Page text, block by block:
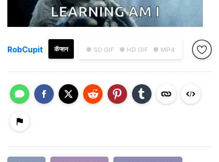
● SD GIF ● HD GIF ● MP4
कॅप्शन
RobCupit